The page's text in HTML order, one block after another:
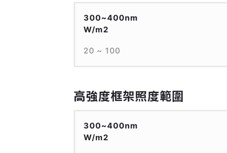
300~400nm
W/m2
20 ~ 100
高強度框架照度範圍
300~400nm
W/m2